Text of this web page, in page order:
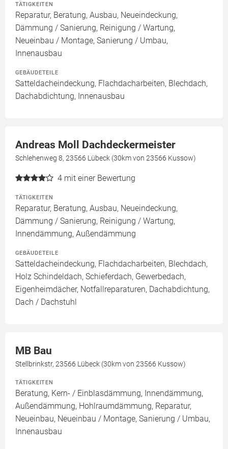
TÄTIGKEITEN
Reparatur, Beratung, Ausbau, Neueindeckung,
Dämmung / Sanierung, Reinigung / Wartung,
Neueinbau / Montage, Sanierung / Umbau,
Innenausbau
GEBÄUDETEILE
Satteldacheindeckung, Flachdacharbeiten, Blechdach,
Dachabdichtung, Innenausbau
Andreas Moll Dachdeckermeister
Schlehenweg 8, 23566 Lübeck (30km von 23566 Kussow)
4 mit einer Bewertung
TÄTIGKEITEN
Reparatur, Beratung, Ausbau, Neueindeckung,
Dämmung / Sanierung, Reinigung / Wartung,
Innendämmung, Außendämmung
GEBÄUDETEILE
Satteldacheindeckung, Flachdacharbeiten, Blechdach,
Holz Schindeldach, Schieferdach, Gewerbedach,
Eigenheimdächer, Notfallreparaturen, Dachabdichtung,
Dach / Dachstuhl
MB Bau
Stellbrinkstr, 23566 Lübeck (30km von 23566 Kussow)
TÄTIGKEITEN
Beratung, Kern- / Einblasdämmung, Innendämmung,
Außendämmung, Hohlraumdämmung, Reparatur,
Neueinbau, Neueinbau / Montage, Sanierung / Umbau,
Innenausbau